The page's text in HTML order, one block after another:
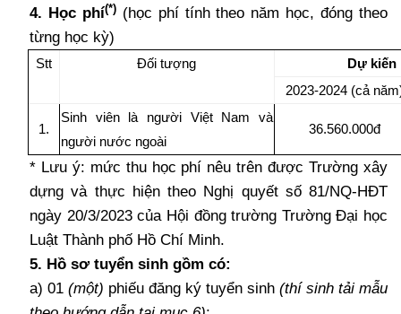
4. Học phí(*)(học phí tính theo năm học, đóng theo
từng học kỳ)
Stt Đối tượng Dự kiến
2023-2024 (cả
1.
Sinh viên là người Việt Nam và
người nước ngoài
36.560.000đ
* Lưu ý: mức thu học phí nêu trên được Trường xây
dựng và thực hiện theo Nghị quyết số 81/NQ-HĐT
ngày 20/3/2023 của Hội đồng trường Trường Đại học
Luật Thành phố Hồ Chí Minh.
5. Hồ sơ tuyển sinh gồm có:
a) 01 (một) phiếu đăng ký tuyển sinh (thí sinh tải mẫu